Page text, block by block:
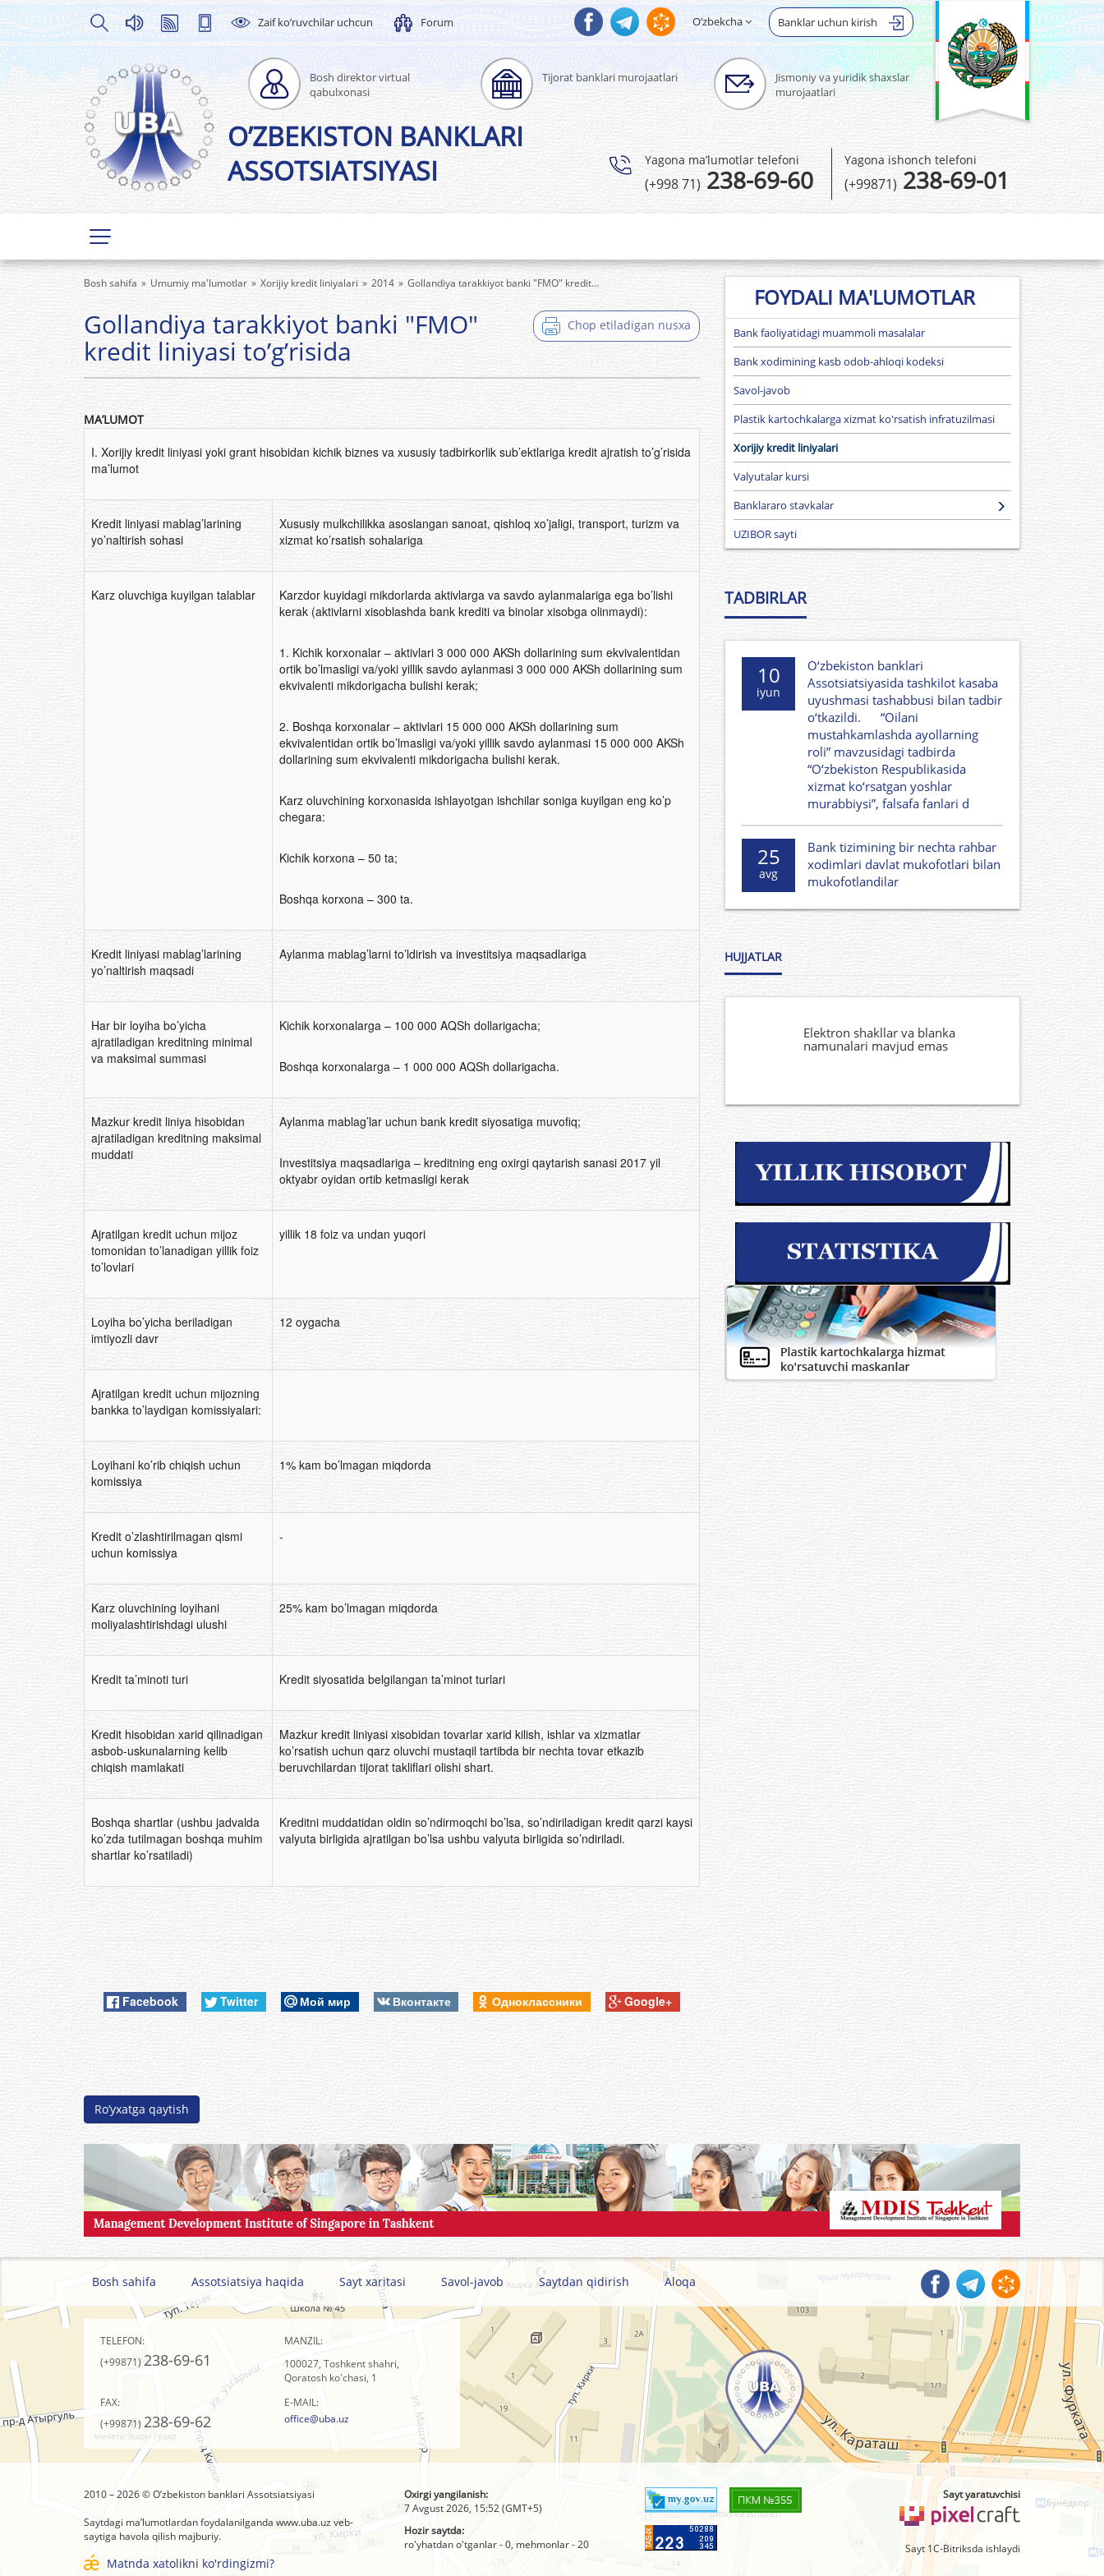
Zaif ko’ruvchilar uchcun Forum Banklar uchun kirish
O’zbekcha
Bosh direktor virtual
qabulxonasi
Tijorat banklari murojaatlari
Jismoniy va yuridik shaxslar
murojaatlari
O’ZBEKISTON BANKLARI
ASSOTSIATSIYASI
Yagona ma’lumotlar telefoni
(+998 71)238-69-60
Yagona ishonch telefoni
(+99871) 238-69-01
Bosh sahifa Umumiy ma'lumotlar Xorijiy kredit liniyalari 2014 Gollandiya tarakkiyot banki "FMO" kredit...
Chop etiladigan nusxa
Gollandiya tarakkiyot banki "FMO"
kredit liniyasi to’g’risida
MA’LUMOT
I. Xorijiy kredit liniyasi yoki grant hisobidan kichik biznes va xususiy tadbirkorlik sub’ektlariga kredit ajratish to’g’risida
ma’lumot
Kredit liniyasi mablag’larining
yo’naltirish sohasi
Xususiy mulkchilikka asoslangan sanoat, qishloq xo’jaligi, transport, turizm va
xizmat ko’rsatish sohalariga
Karz oluvchiga kuyilgan talablar
Karzdor kuyidagi mikdorlarda aktivlarga va savdo aylanmalariga ega bo’lishi
kerak (aktivlarni xisoblashda bank krediti va binolar xisobga olinmaydi):
1. Kichik korxonalar – aktivlari 3 000 000 AKSh dollarining sum ekvivalentidan
ortik bo’lmasligi va/yoki yillik savdo aylanmasi 3 000 000 AKSh dollarining sum
ekvivalenti mikdorigacha bulishi kerak;
2. Boshqa korxonalar – aktivlari 15 000 000 AKSh dollarining sum
ekvivalentidan ortik bo’lmasligi va/yoki yillik savdo aylanmasi 15 000 000 AKSh
dollarining sum ekvivalenti mikdorigacha bulishi kerak.
Karz oluvchining korxonasida ishlayotgan ishchilar soniga kuyilgan eng ko’p
chegara:
Kichik korxona – 50 ta;
Boshqa korxona – 300 ta.
Kredit liniyasi mablag’larining
yo’naltirish maqsadi
Aylanma mablag’larni to’ldirish va investitsiya maqsadlariga
Har bir loyiha bo’yicha
ajratiladigan kreditning minimal
va maksimal summasi
Kichik korxonalarga – 100 000 AQSh dollarigacha;
Boshqa korxonalarga – 1 000 000 AQSh dollarigacha.
Mazkur kredit liniya hisobidan
ajratiladigan kreditning maksimal
muddati
Aylanma mablag’lar uchun bank kredit siyosatiga muvofiq;
Investitsiya maqsadlariga – kreditning eng oxirgi qaytarish sanasi 2017 yil
oktyabr oyidan ortib ketmasligi kerak
Ajratilgan kredit uchun mijoz
tomonidan to’lanadigan yillik foiz
to’lovlari
yillik 18 foiz va undan yuqori
Loyiha bo’yicha beriladigan
imtiyozli davr
12 oygacha
Ajratilgan kredit uchun mijozning
bankka to’laydigan komissiyalari:
Loyihani ko’rib chiqish uchun
komissiya
1% kam bo’lmagan miqdorda
Kredit o’zlashtirilmagan qismi
uchun komissiya
-
Karz oluvchining loyihani
moliyalashtirishdagi ulushi
25% kam bo’lmagan miqdorda
Kredit ta’minoti turi Kredit siyosatida belgilangan ta’minot turlari
Kredit hisobidan xarid qilinadigan
asbob-uskunalarning kelib
chiqish mamlakati
Mazkur kredit liniyasi xisobidan tovarlar xarid kilish, ishlar va xizmatlar
ko’rsatish uchun qarz oluvchi mustaqil tartibda bir nechta tovar etkazib
beruvchilardan tijorat takliflari olishi shart.
Boshqa shartlar (ushbu jadvalda
ko’zda tutilmagan boshqa muhim
shartlar ko’rsatiladi)
Kreditni muddatidan oldin so’ndirmoqchi bo’lsa, so’ndiriladigan kredit qarzi kaysi
valyuta birligida ajratilgan bo’lsa ushbu valyuta birligida so’ndiriladi.
Facebook Twitter Мой мир Вконтакте Одноклассники Google+
Ro’yxatga qaytish
FOYDALI MA'LUMOTLAR
Bank faoliyatidagi muammoli masalalar
Bank xodimining kasb odob-ahloqi kodeksi
Savol-javob
Plastik kartochkalarga xizmat ko'rsatish infratuzilmasi
Xorijiy kredit liniyalari
Valyutalar kursi
Banklararo stavkalar
UZIBOR sayti
TADBIRLAR
10
iyun
O‘zbekiston banklari
Assotsiatsiyasida tashkilot kasaba
uyushmasi tashabbusi bilan tadbir
o‘tkazildi. “Oilani
mustahkamlashda ayollarning
roli” mavzusidagi tadbirda
“O‘zbekiston Respublikasida
xizmat ko‘rsatgan yoshlar
murabbiysi”, falsafa fanlari d
25
avg
Bank tizimining bir nechta rahbar
xodimlari davlat mukofotlari bilan
mukofotlandilar
HUJJATLAR
Elektron shakllar va blanka
namunalari mavjud emas
Bosh sahifa Assotsiatsiya haqida Sayt xaritasi Savol-javob Saytdan qidirish Aloqa
TELEFON:
(+99871)238-69-61
MANZIL:
100027, Toshkent shahri,
Qoratosh ko'chasi, 1
FAX:
(+99871) 238-69-62
E-MAIL:
office@uba.uz
2010 – 2026 © O’zbеkistоn banklari Assоtsiatsiyasi
Saytdagi ma’lumotlardan foydalanilgandawww.uba.uz veb-
saytiga havola qilish majburiy.
Matnda xatolikni ko'rdingizmi?
Oxirgi yangilanish:
7 Avgust 2026, 15:52 (GMT+5)
Hozir saytda:
ro'yhatdan o'tganlar - 0, mehmonlar - 20
Sayt yaratuvchisi
Sayt 1C-Bitriksda ishlaydi